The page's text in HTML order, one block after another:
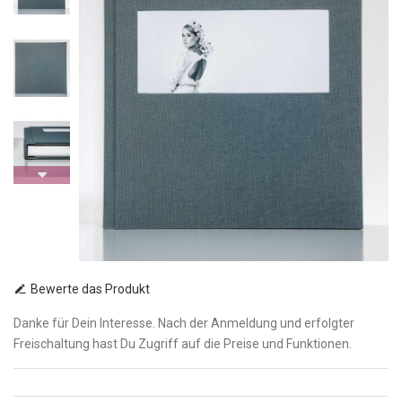
Bewerte das Produkt
Danke für Dein Interesse. Nach der Anmeldung und erfolgter
Freischaltung hast Du Zugriff auf die Preise und Funktionen.